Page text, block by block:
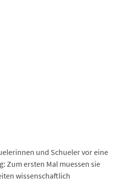
und Schueler vor eine
Zum ersten Mal muessen sie
wissenschaftlich